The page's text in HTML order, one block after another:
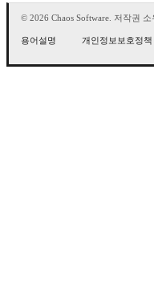
© 2026 Chaos Software. 저작권 소
용어설명 개인정보보호정책